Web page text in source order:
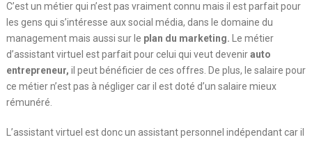
C’est un métier qui n’est pas vraiment connu mais il est parfait pour
les gens qui s’intéresse aux social média, dans le domaine du
management mais aussi sur le plan du marketing. Le métier
d’assistant virtuel est parfait pour celui qui veut devenirauto
entrepreneur, il peut bénéficier de ces offres. De plus, le salaire pour
ce métier n’est pas à négliger car il est doté d’un salaire mieux
rémunéré.
L’assistant virtuel est donc un assistant personnel indépendant car il